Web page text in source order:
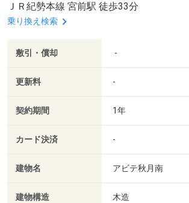
ＪＲ紀勢本線 宮前駅 徒歩33分
乗り換え検索
敷引・償却 -
更新料 -
契約期間 1年
カード決済 -
建物名 アビテ秋月南
建物構造 木造